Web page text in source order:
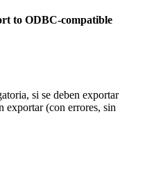
to ODBC-compatible
si se deben exportar
exportar (con errores, sin